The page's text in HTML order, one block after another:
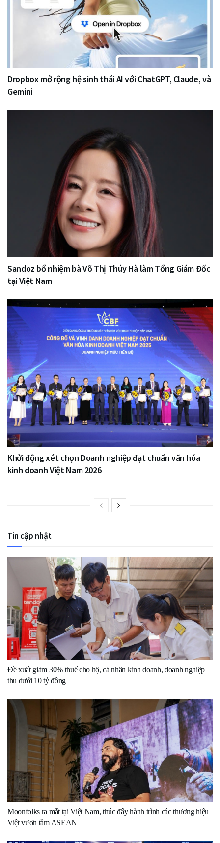
Dropbox mở rộng hệ sinh thái AI với ChatGPT, Claude, và
Gemini
Sandoz bổ nhiệm bà Võ Thị Thúy Hà làm Tổng Giám Đốc
tại Việt Nam
Khởi động xét chọn Doanh nghiệp đạt chuẩn văn hóa
kinh doanh Việt Nam 2026
Tin cập nhật
Đề xuất giảm 30% thuế cho hộ, cá nhân kinh doanh, doanh nghiệp
thu dưới 10 tỷ đồng
Moonfolks ra mắt tại Việt Nam, thúc đẩy hành trình các thương hiệu
Việt vươn tầm ASEAN